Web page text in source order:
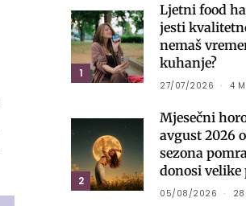
1
Ljetni food
jesti
nemaš
kuhanje?
27/07/2026 4
2
Mjesečni
avgust 2026
sezona
donosi velike
05/08/2026 28